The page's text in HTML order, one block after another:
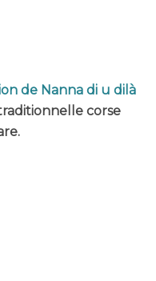
de Nanna di u dilà
corse